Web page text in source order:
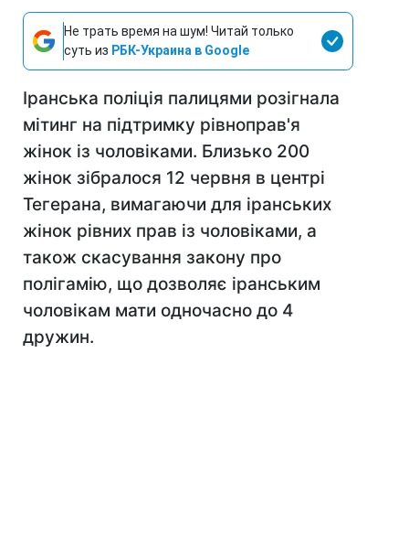
Не трать время на шум! Читай только
суть из РБК-Украина в Google
Іранська поліція палицями розігнала
мітинг на підтримку рівноправ'я
жінок із чоловіками. Близько 200
жінок зібралося 12 червня в центрі
Тегерана, вимагаючи для іранських
жінок рівних прав із чоловіками, а
також скасування закону про
полігамію, що дозволяє іранським
чоловікам мати одночасно до 4
дружин.